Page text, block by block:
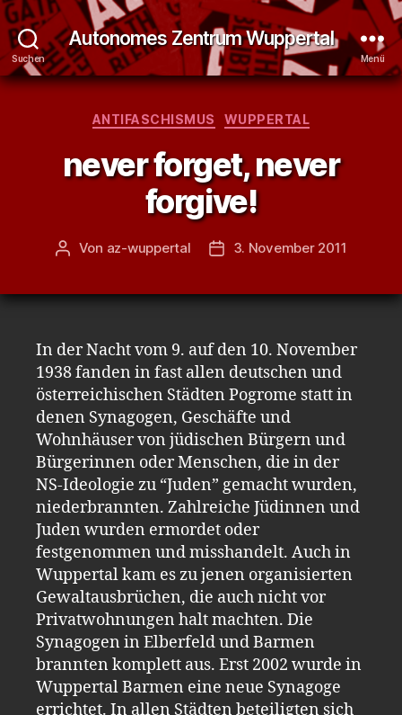
Suchen
Autonomes Zentrum Wuppertal
Menü
Kategorien
ANTIFASCHISMUS WUPPERTAL
never forget, never
forgive!
Beitragsautor
Von az-wuppertal Veröffentlichungsdatum
3. November 2011
In der Nacht vom 9. auf den 10. November
1938 fanden in fast allen deutschen und
österreichischen Städten Pogrome statt in
denen Synagogen, Geschäfte und
Wohnhäuser von jüdischen Bürgern und
Bürgerinnen oder Menschen, die in der
NS-Ideologie zu “Juden” gemacht wurden,
niederbrannten. Zahlreiche Jüdinnen und
Juden wurden ermordet oder
festgenommen und misshandelt. Auch in
Wuppertal kam es zu jenen organisierten
Gewaltausbrüchen, die auch nicht vor
Privatwohnungen halt machten. Die
Synagogen in Elberfeld und Barmen
brannten komplett aus. Erst 2002 wurde in
Wuppertal Barmen eine neue Synagoge
errichtet. In allen Städten beteiligten sich